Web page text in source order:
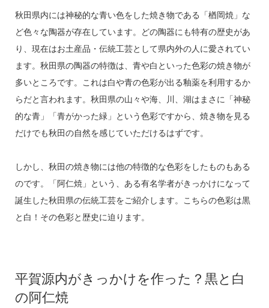
秋田県内には神秘的な青い色をした焼き物である「楢岡焼」な
ど色々な陶器が存在しています。どの陶器にも特有の歴史があ
り、現在はお土産品・伝統工芸として県内外の人に愛されてい
ます。秋田県の陶器の特徴は、青や白といった色彩の焼き物が
多いところです。これは白や青の色彩が出る釉薬を利用するか
らだと言われます。秋田県の山々や海、川、湖はまさに「神秘
的な青」「青がかった緑」という色彩ですから、焼き物を見る
だけでも秋田の自然を感じていただけるはずです。
しかし、秋田の焼き物には他の特徴的な色彩をしたものもある
のです。「阿仁焼」という、ある有名学者がきっかけになって
誕生した秋田県の伝統工芸をご紹介します。こちらの色彩は黒
と白！その色彩と歴史に迫ります。
平賀源内がきっかけを作った？黒と白
の阿仁焼